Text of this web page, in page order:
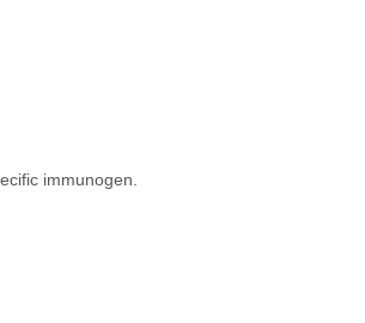
immunogen.